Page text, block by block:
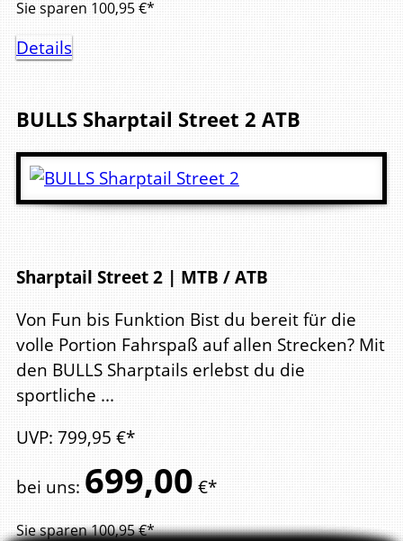
Sie sparen 100,95€*
Details
BULLS Sharptail Street 2 ATB
Sharptail Street 2 | MTB / ATB
Von Fun bis Funktion Bist du bereit für die
volle Portion Fahrspaß auf allen Strecken? Mit
den BULLS Sharptails erlebst du die
sportliche ...
UVP: 799,95 €*
bei uns: 699,00 €*
Sie sparen100,95€*